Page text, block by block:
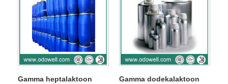
Gamma heptalaktoon Gamma dodekalaktoon